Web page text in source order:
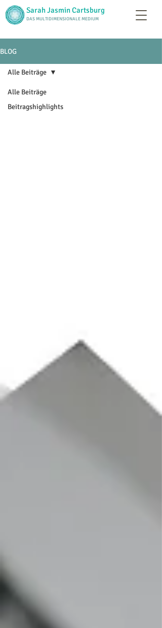
Sarah Jasmin Cartsburg
DAS MULTIDIMENSIONALE MEDIUM
BLOG
Alle Beiträge
Beitragshighlights
Alle Beiträge